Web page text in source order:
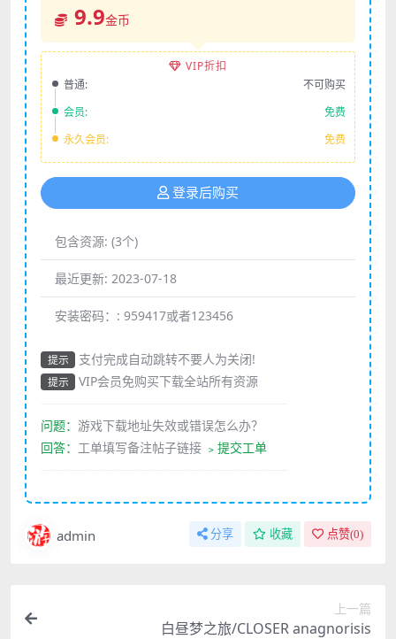
9.9金币
VIP折扣
普通:
不可购买
会员:
免费
永久会员:
免费
登录后购买
包含资源: (3个)
最近更新: 2023-07-18
安装密码：: 959417或者123456
提示 支付完成自动跳转不要人为关闭!
提示
VIP会员免购买下载全站所有资源
问题： 游戏下载地址失效或错误怎么办？
回答： 工单填写备注帖子链接 ﹥提交工单
admin 分享 收藏 点赞(0)
上一篇
白昼梦之旅/CLOSER anagnorisis